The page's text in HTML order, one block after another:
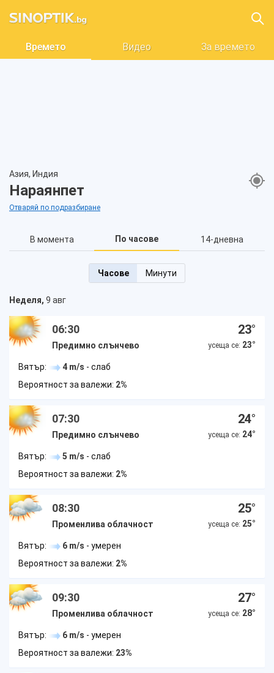
Времето Видео За времето
Азия, Индия
Нараянпет
Отваряй по подразбиране
В момента По часове 14-дневна
Часове Минути
Неделя, 9 авг
06:30
Предимно слънчево
23°
усеща се: 23°
Вятър: 4 m/s - слаб
Вероятност за валежи: 2%
07:30
Предимно слънчево
24°
усеща се: 24°
Вятър: 5 m/s - слаб
Вероятност за валежи: 2%
08:30
Променлива облачност
25°
усеща се: 25°
Вятър: 6 m/s - умерен
Вероятност за валежи: 2%
09:30
Променлива облачност
27°
усеща се: 28°
Вятър: 6 m/s - умерен
Вероятност за валежи: 23%